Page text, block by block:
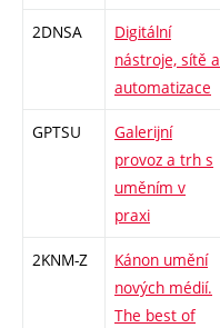
2DNSA
Digitální
nástroje, sítě a
automatizace
GPTSU
Galerijní
provoz a trh s
uměním v
praxi
2KNM-Z
Kánon umění
nových médií.
The best of